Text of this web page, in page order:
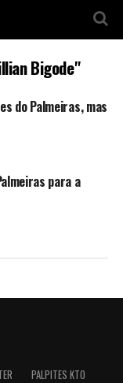
Bigode"
do Palmeiras, mas
para a
PALPITES KTO